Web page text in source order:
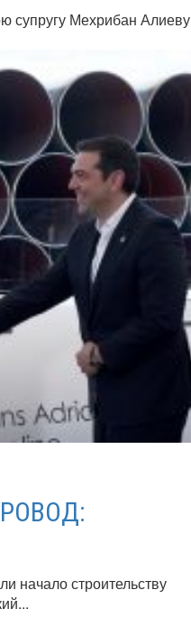
супругу Мехрибан Алиеву
начало строительству